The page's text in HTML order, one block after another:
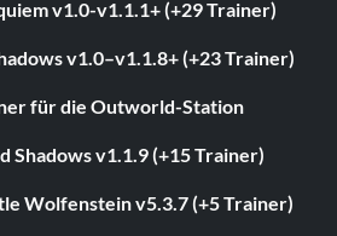
v1.0-v1.1.1+ (+29 Trainer)
v1.0–v1.1.8+ (+23 Trainer)
für die Outworld-Station
Shadows v1.1.9 (+15 Trainer)
Wolfenstein v5.3.7 (+5 Trainer)